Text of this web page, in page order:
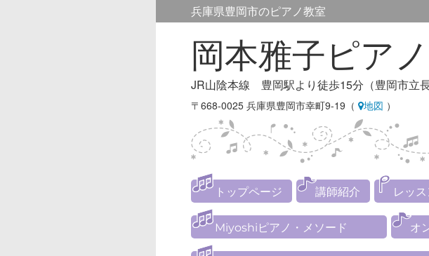
兵庫県豊岡市のピアノ教室
岡本雅子ピア
JR山陰本線 豊岡駅より徒歩15分（豊岡市立長
〒668-0025 兵庫県豊岡市幸町9-19（ 地図 ）
トップページ 講師紹介 レッ
Miyoshiピアノ・メソード オ